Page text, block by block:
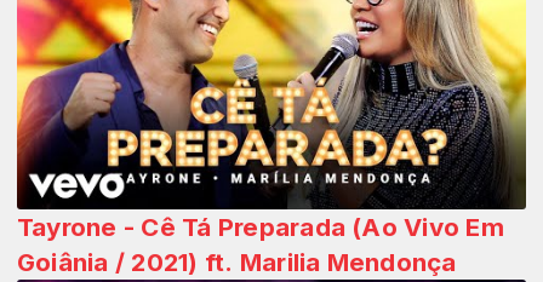
Tayrone - Cê Tá Preparada (Ao Vivo Em
Goiânia / 2021) ft. Marilia Mendonça